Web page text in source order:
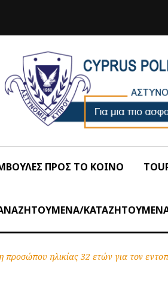
ΠΡΟΣ ΤΟ ΚΟΙΝΟ
προσώπου ηλικίας 32 ετών για τον